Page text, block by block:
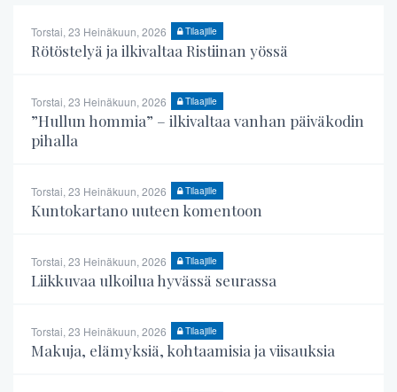
Torstai, 23 Heinäkuun, 2026 Tilaajille
Rötöstelyä ja ilkivaltaa Ristiinan yössä
Torstai, 23 Heinäkuun, 2026 Tilaajille
”Hullun hommia” – ilkivaltaa vanhan päiväkodin
pihalla
Torstai, 23 Heinäkuun, 2026 Tilaajille
Kuntokartano uuteen komentoon
Torstai, 23 Heinäkuun, 2026 Tilaajille
Liikkuvaa ulkoilua hyvässä seurassa
Torstai, 23 Heinäkuun, 2026 Tilaajille
Makuja, elämyksiä, kohtaamisia ja viisauksia